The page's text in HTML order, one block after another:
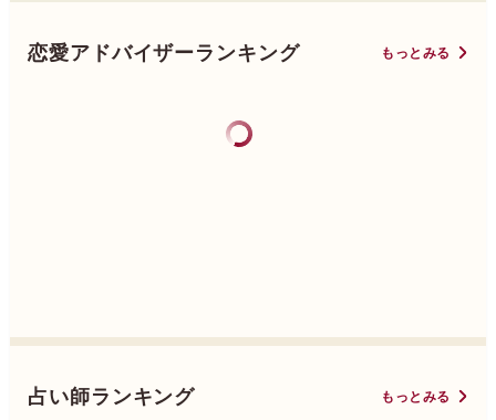
恋愛アドバイザーランキング もっとみる
占い師ランキング もっとみる